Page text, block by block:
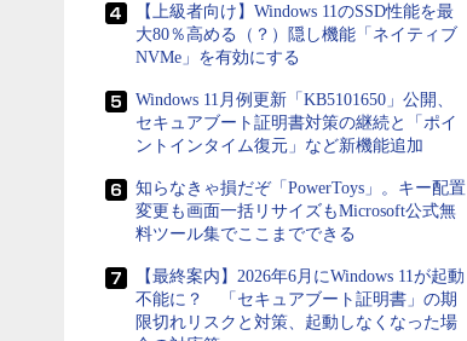
【上級者向け】Windows 11のSSD性能を最
大80％高める（？）隠し機能「ネイティブ
NVMe」を有効にする
Windows 11月例更新「KB5101650」公開、
セキュアブート証明書対策の継続と「ポイ
ントインタイム復元」など新機能追加
知らなきゃ損だぞ「PowerToys」。キー配置
変更も画面一括リサイズもMicrosoft公式無
料ツール集でここまでできる
【最終案内】2026年6月にWindows 11が起動
不能に？ 「セキュアブート証明書」の期
限切れリスクと対策、起動しなくなった場